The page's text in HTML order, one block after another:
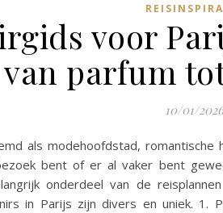
voor
van parfum
10/01/2026
als modehoofdstad,
bent of er al vaker bent
onderdeel van de
in Parijs zijn divers en uniek. 1.